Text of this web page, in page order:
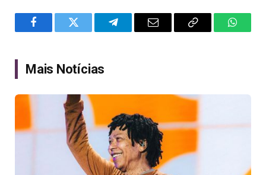
FacebookTwitter TelegramEmail
Copy
Mais Notícias